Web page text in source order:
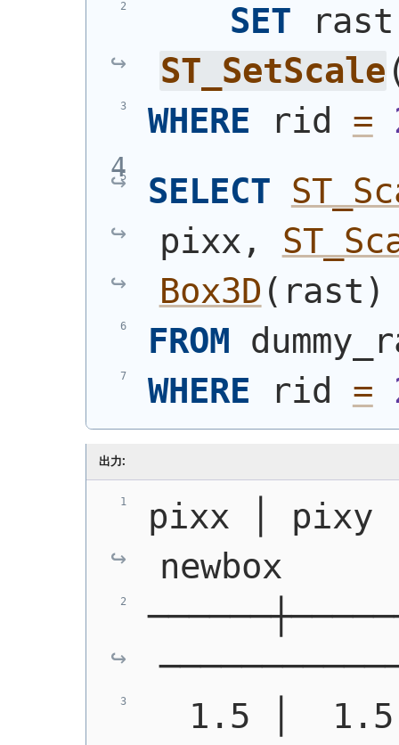
SET
ST_SetScale
WHERE rid =
SELECT
pixx,
Box3D ( rast )
FROM
WHERE rid =
出力:
pixx │ pixy
newbox
1.5 │